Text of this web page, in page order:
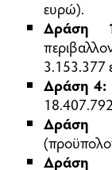
ευρώ).
∆ράση
3.153.377
∆ράση 4: